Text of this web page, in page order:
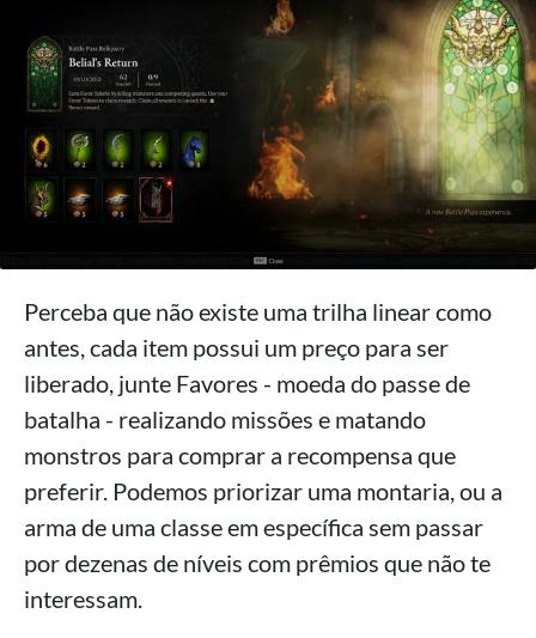
Perceba que não existe uma trilha linear como
antes, cada item possui um preço para ser
liberado, junte Favores - moeda do passe de
batalha - realizando missões e matando
monstros para comprar a recompensa que
preferir. Podemos priorizar uma montaria, ou a
arma de uma classe em específica sem passar
por dezenas de níveis com prêmios que não te
interessam.